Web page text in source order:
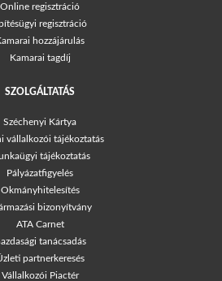
Online regisztráció
regisztráció
hozzájárulás
Kamarai tagdíj
SZOLGÁLTATÁS
Széchenyi Kártya
vállalkozói tájékoztatás
tájékoztatás
Pályázatfigyelés
Okmányhitelesítés
bizonyítvány
ATA Carnet
tanácsadás
partnerkeresés
Vállalkozói Piactér